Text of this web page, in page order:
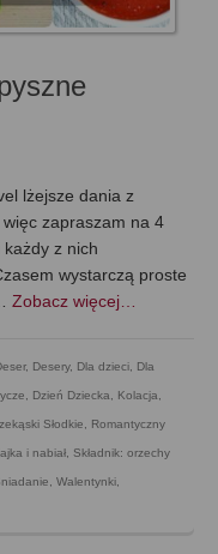
lżejsze dania z
zapraszam na 4
z nich
wystarczą proste
Zobacz więcej…
, Desery, Dla dzieci, Dla
, Dzień Dziecka, Kolacja,
Słodkie, Romantyczny
i nabiał, Składnik: orzechy
, Walentynki,